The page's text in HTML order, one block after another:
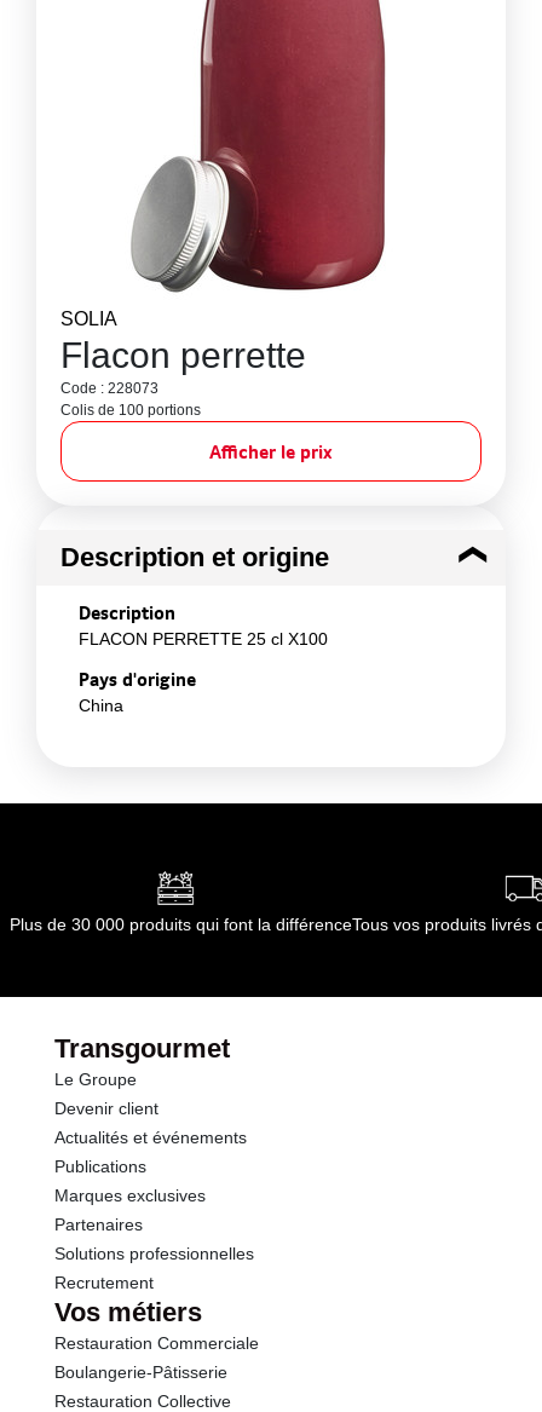
SOLIA
Flacon perrette
Code : 228073
Colis de 100 portions
Afficher le prix
Description et origine
Description
FLACON PERRETTE 25 cl X100
Pays d'origine
China
Plus de 30 000 produits qui font la différenceTous vos produits livrés
Transgourmet
Le Groupe
Devenir client
Actualités et événements
Publications
Marques exclusives
Partenaires
Solutions professionnelles
Recrutement
Vos métiers
Restauration Commerciale
Boulangerie-Pâtisserie
Restauration Collective